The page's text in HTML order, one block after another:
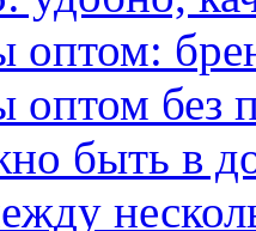
оптом:
оптом без
быть в